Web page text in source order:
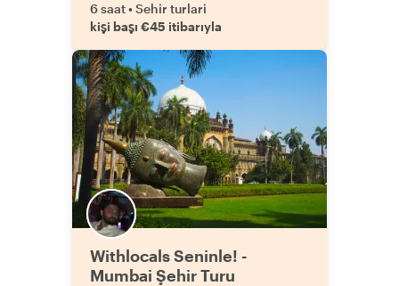
6 saat•Sehir turlari
kişi başı €45 itibarıyla
Withlocals Seninle! -
Mumbai Şehir Turu